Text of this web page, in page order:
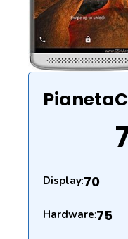
Display:70
Hardware:75